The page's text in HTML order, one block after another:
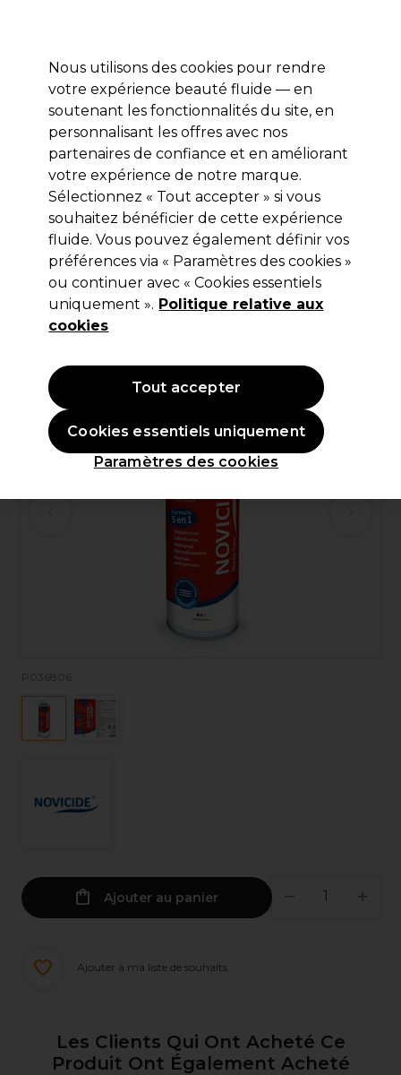
Se connecter
Marques Bons plans Coiffure Electro et Matériel
Livraison et délais
lire la suite
Novicide
Novicide Blade Care Aerosolspray
)
10,69 €Hors TVA (TARIF PROFESSIONNEL)
12,83 €TVA incluse)
P036806
Ajouter au panier
Ajouter à ma liste de souhaits
Les Clients Qui Ont Acheté Ce
Produit Ont Également Acheté
Nous utilisons des cookies pour rendre
votre expérience beauté fluide — en
soutenant les fonctionnalités du site, en
personnalisant les offres avec nos
partenaires de confiance et en améliorant
votre expérience de notre marque.
Sélectionnez « Tout accepter » si vous
souhaitez bénéficier de cette expérience
fluide. Vous pouvez également définir vos
préférences via « Paramètres des cookies »
ou continuer avec « Cookies essentiels
uniquement ». Politique relative aux
cookies
Paramètres des cookies
Cookies essentiels uniquement
Tout accepter